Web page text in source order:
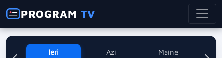
PROGRAMTV
Ieri
Azi
Maine